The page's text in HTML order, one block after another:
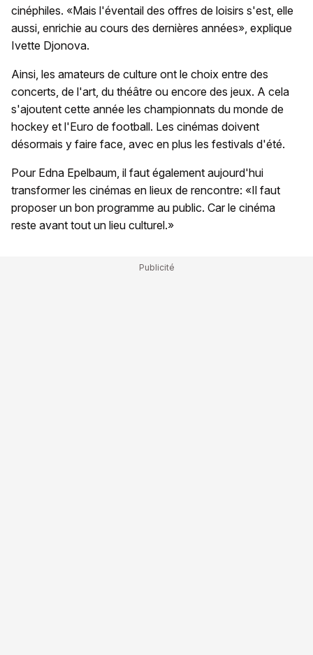
cinéphiles. «Mais l'éventail des offres de loisirs s'est, elle
aussi, enrichie au cours des dernières années», explique
Ivette Djonova.
Ainsi, les amateurs de culture ont le choix entre des
concerts, de l'art, du théâtre ou encore des jeux. A cela
s'ajoutent cette année les championnats du monde de
hockey et l'Euro de football. Les cinémas doivent
désormais y faire face, avec en plus les festivals d'été.
Pour Edna Epelbaum, il faut également aujourd'hui
transformer les cinémas en lieux de rencontre: «Il faut
proposer un bon programme au public. Car le cinéma
reste avant tout un lieu culturel.»